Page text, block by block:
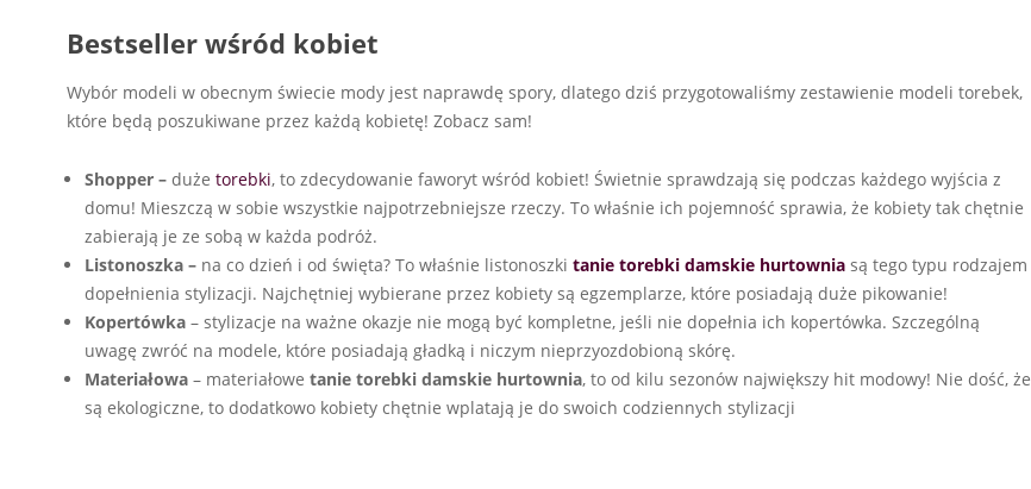
Bestseller wśród kobiet
Wybór modeli w obecnym świecie mody jest naprawdę spory, dlatego dziś przygotowaliśmy zestawienie modeli torebek,
które będą poszukiwane przez każdą kobietę! Zobacz sam!
Shopper – duże torebki, to zdecydowanie faworyt wśród kobiet! Świetnie sprawdzają się podczas każdego wyjścia z
domu! Mieszczą w sobie wszystkie najpotrzebniejsze rzeczy. To właśnie ich pojemność sprawia, że kobiety tak chętnie
zabierają je ze sobą w każda podróż.
Listonoszka – na co dzień i od święta? To właśnie listonoszki tanie torebki damskie hurtownia są tego typu rodzajem
dopełnienia stylizacji. Najchętniej wybierane przez kobiety są egzemplarze, które posiadają duże pikowanie!
Kopertówka – stylizacje na ważne okazje nie mogą być kompletne, jeśli nie dopełnia ich kopertówka. Szczególną
uwagę zwróć na modele, które posiadają gładką i niczym nieprzyozdobioną skórę.
Materiałowa – materiałowe tanie torebki damskie hurtownia, to od kilu sezonów największy hit modowy! Nie dość, że
są ekologiczne, to dodatkowo kobiety chętnie wplatają je do swoich codziennych stylizacji